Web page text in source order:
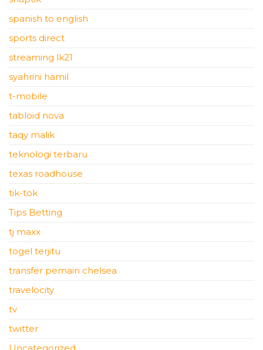
spanish to english
sports direct
streaming lk21
syahrini hamil
t-mobile
tabloid nova
taqy malik
teknologi terbaru
texas roadhouse
tik-tok
Tips Betting
tj maxx
togel terjitu
transfer pemain chelsea
travelocity
tv
twitter